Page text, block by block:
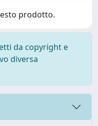
prodotto.
da copyright e
diversa